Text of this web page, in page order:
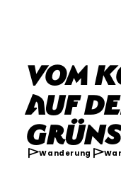
Vom
auf
Wanderung